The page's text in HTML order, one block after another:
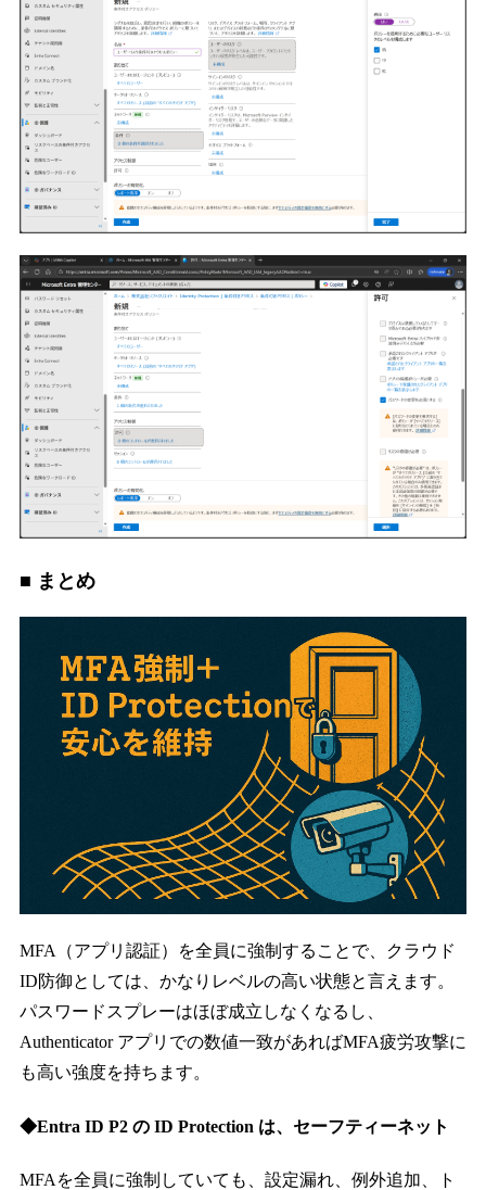
■ まとめ
MFA（アプリ認証）を全員に強制することで、クラウド
ID防御としては、かなりレベルの高い状態と言えます。
パスワードスプレーはほぼ成立しなくなるし、
Authenticator アプリでの数値一致があればMFA疲労攻撃に
も高い強度を持ちます。
◆Entra ID P2 の ID Protection は、セーフティーネット
MFAを全員に強制していても、設定漏れ、例外追加、ト